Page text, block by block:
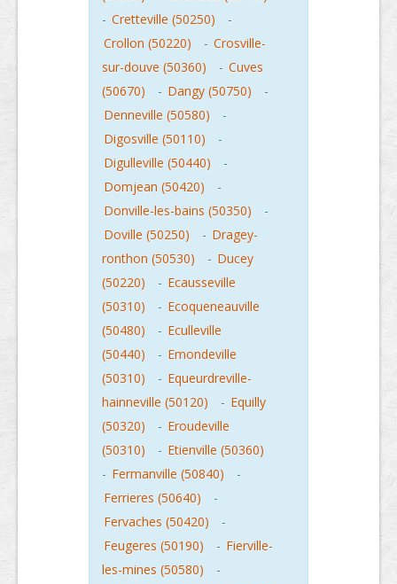
- Cretteville (50250)
-
Crollon (50220)
- Crosville-
sur-douve (50360)
- Cuves
(50670)
- Dangy (50750)
-
Denneville (50580)
-
Digosville (50110)
-
Digulleville (50440)
-
Domjean (50420)
-
Donville-les-bains (50350)
-
Doville (50250)
- Dragey-
ronthon (50530)
- Ducey
(50220)
- Ecausseville
(50310)
- Ecoqueneauville
(50480)
- Eculleville
(50440)
- Emondeville
(50310)
- Equeurdreville-
hainneville (50120)
- Equilly
(50320)
- Eroudeville
(50310)
- Etienville (50360)
- Fermanville (50840)
-
Ferrieres (50640)
-
Fervaches (50420)
-
Feugeres (50190)
- Fierville-
les-mines (50580)
-